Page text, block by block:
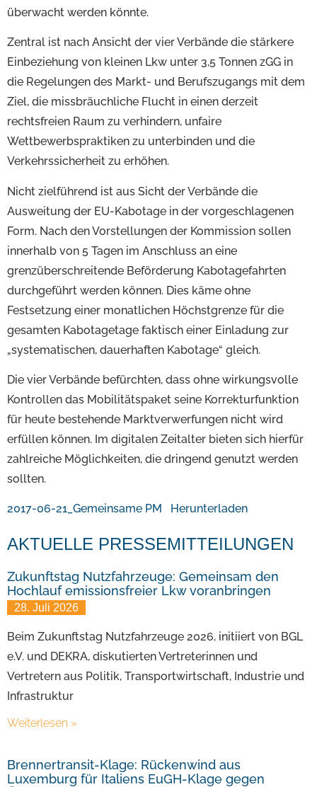
überwacht werden könnte.
Zentral ist nach Ansicht der vier Verbände die stärkere
Einbeziehung von kleinen Lkw unter 3,5 Tonnen zGG in
die Regelungen des Markt- und Berufszugangs mit dem
Ziel, die missbräuchliche Flucht in einen derzeit
rechtsfreien Raum zu verhindern, unfaire
Wettbewerbspraktiken zu unterbinden und die
Verkehrssicherheit zu erhöhen.
Nicht zielführend ist aus Sicht der Verbände die
Ausweitung der EU-Kabotage in der vorgeschlagenen
Form. Nach den Vorstellungen der Kommission sollen
innerhalb von 5 Tagen im Anschluss an eine
grenzüberschreitende Beförderung Kabotagefahrten
durchgeführt werden können. Dies käme ohne
Festsetzung einer monatlichen Höchstgrenze für die
gesamten Kabotagetage faktisch einer Einladung zur
„systematischen, dauerhaften Kabotage“ gleich.
Die vier Verbände befürchten, dass ohne wirkungsvolle
Kontrollen das Mobilitätspaket seine Korrekturfunktion
für heute bestehende Marktverwerfungen nicht wird
erfüllen können. Im digitalen Zeitalter bieten sich hierfür
zahlreiche Möglichkeiten, die dringend genutzt werden
sollten.
2017-06-21_Gemeinsame PM Herunterladen
AKTUELLE PRESSEMITTEILUNGEN
Zukunftstag Nutzfahrzeuge: Gemeinsam den
Hochlauf emissionsfreier Lkw voranbringen
28. Juli 2026
Beim Zukunftstag Nutzfahrzeuge 2026, initiiert von BGL
e.V. und DEKRA, diskutierten Vertreterinnen und
Vertretern aus Politik, Transportwirtschaft, Industrie und
Infrastruktur
Weiterlesen »
Brennertransit-Klage: Rückenwind aus
Luxemburg für Italiens EuGH-Klage gegen